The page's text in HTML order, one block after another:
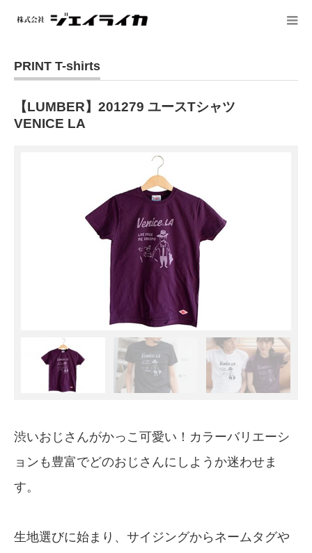
PRINT T-shirts
【LUMBER】201279 ユースTシャツ
VENICE LA
渋いおじさんがかっこ可愛い！カラーバリエーシ
ョンも豊富でどのおじさんにしようか迷わせま
す。
生地選びに始まり、サイジングからネームタグや